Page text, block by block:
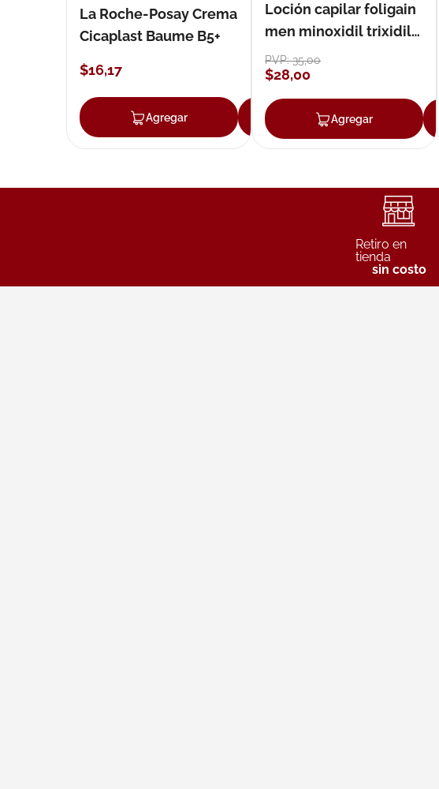
La Roche-Posay Crema
Cicaplast Baume B5+
$16,17
Agregar Agregar
Loción capilar foligain
men minoxidil trixidil
loción 59 ml
PVP:35,00
$28,00
Agregar
Retiro en
tienda
sin costo